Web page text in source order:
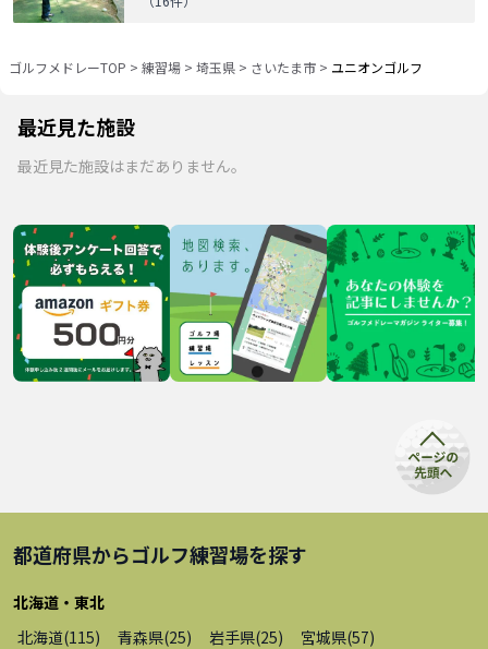
ゴルフメドレーTOP > 練習場 > 埼玉県 > さいたま市 > ユニオンゴルフ
最近見た施設
最近見た施設はまだありません。
都道府県からゴルフ練習場を探す
北海道・東北
北海道(115) 青森県(25) 岩手県(25) 宮城県(57)